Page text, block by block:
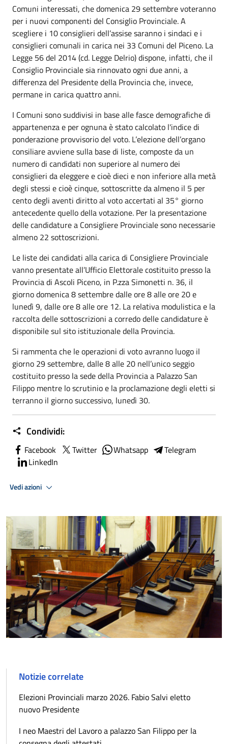
Comuni interessati, che domenica 29 settembre voteranno
per i nuovi componenti del Consiglio Provinciale. A
scegliere i 10 consiglieri dell’assise saranno i sindaci e i
consiglieri comunali in carica nei 33 Comuni del Piceno. La
Legge 56 del 2014 (cd. Legge Delrio) dispone, infatti, che il
Consiglio Provinciale sia rinnovato ogni due anni, a
differenza del Presidente della Provincia che, invece,
permane in carica quattro anni.
I Comuni sono suddivisi in base alle fasce demografiche di
appartenenza e per ognuna è stato calcolato l'indice di
ponderazione provvisorio del voto. L’elezione dell’organo
consiliare avviene sulla base di liste, composte da un
numero di candidati non superiore al numero dei
consiglieri da eleggere e cioè dieci e non inferiore alla metà
degli stessi e cioè cinque, sottoscritte da almeno il 5 per
cento degli aventi diritto al voto accertati al 35° giorno
antecedente quello della votazione. Per la presentazione
delle candidature a Consigliere Provinciale sono necessarie
almeno 22 sottoscrizioni.
Le liste dei candidati alla carica di Consigliere Provinciale
vanno presentate all’Ufficio Elettorale costituito presso la
Provincia di Ascoli Piceno, in P.zza Simonetti n. 36, il
giorno domenica 8 settembre dalle ore 8 alle ore 20 e
lunedì 9, dalle ore 8 alle ore 12. La relativa modulistica e la
raccolta delle sottoscrizioni a corredo delle candidature è
disponibile sul sito istituzionale della Provincia.
Si rammenta che le operazioni di voto avranno luogo il
giorno 29 settembre, dalle 8 alle 20 nell’unico seggio
costituito presso la sede della Provincia a Palazzo San
Filippo mentre lo scrutinio e la proclamazione degli eletti si
terranno il giorno successivo, lunedì 30.
Condividi:
Facebook Twitter Whatsapp
Telegram
LinkedIn
Vedi azioni
Notizie correlate
Elezioni Provinciali marzo 2026. Fabio Salvi eletto
nuovo Presidente
I neo Maestri del Lavoro a palazzo San Filippo per la